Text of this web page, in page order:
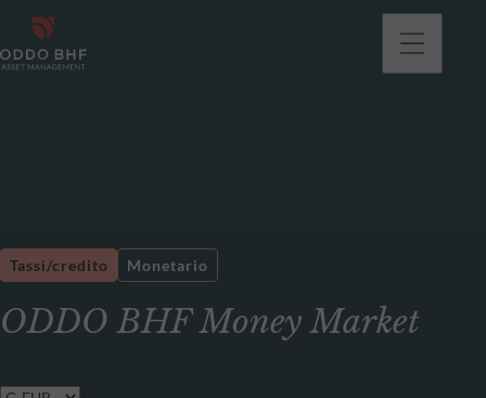
ODDO BHF Money Market
Tassi/credito Monetario